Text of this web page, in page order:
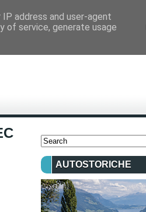
AUTOSTORICHE
address and user-agent
of service, generate usage